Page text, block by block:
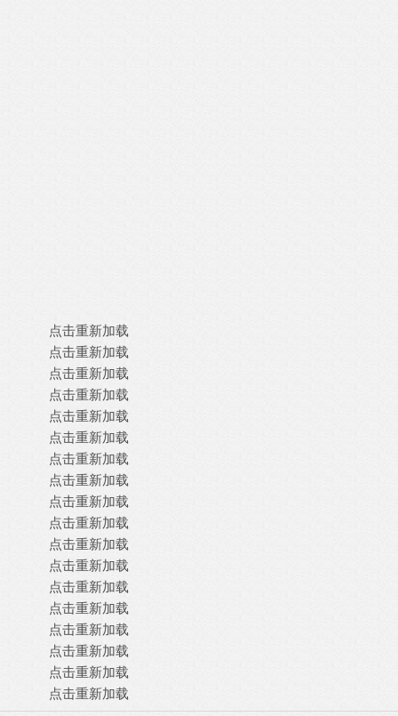
点击重新加载
点击重新加载
点击重新加载
点击重新加载
点击重新加载
点击重新加载
点击重新加载
点击重新加载
点击重新加载
点击重新加载
点击重新加载
点击重新加载
点击重新加载
点击重新加载
点击重新加载
点击重新加载
点击重新加载
点击重新加载